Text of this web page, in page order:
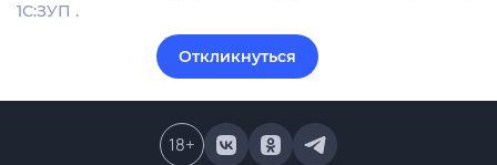
1С:ЗУП .
Откликнуться
18+